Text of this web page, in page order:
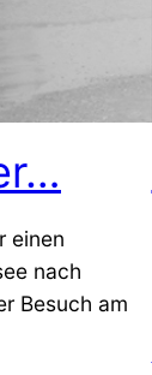
einen
nach
Besuch am